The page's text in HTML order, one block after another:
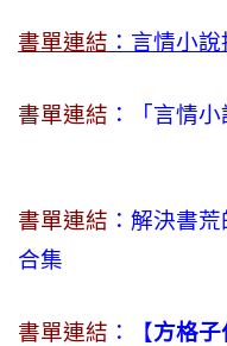
書單連結 ：言情小
書單連結 ：「言情
書單連結 ：解決書
合集
書單連結 ：【方格子